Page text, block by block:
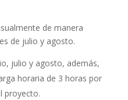
de manera
de julio y agosto.
julio y agosto, además,
horaria de 3 horas por
proyecto.